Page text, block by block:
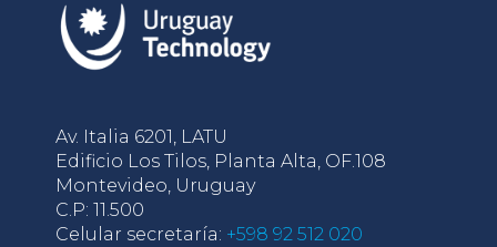
Av. Italia 6201, LATU
Edificio Los Tilos, Planta Alta, OF.108
Montevideo, Uruguay
C.P: 11.500
Celular secretaría: +598 92 512 020